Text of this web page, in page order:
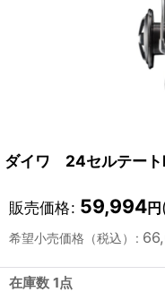
ダイワ 24セルテー
販売価格: 59,994円
希望小売価格（税込） :
在庫数 1点